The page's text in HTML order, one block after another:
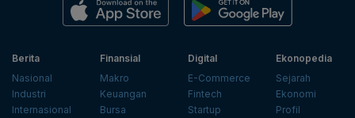
Berita
Nasional
Industri
Internasional
Finansial
Makro
Keuangan
Bursa
Digital
E-Commerce
Fintech
Startup
Ekonopedia
Sejarah
Ekonomi
Profil